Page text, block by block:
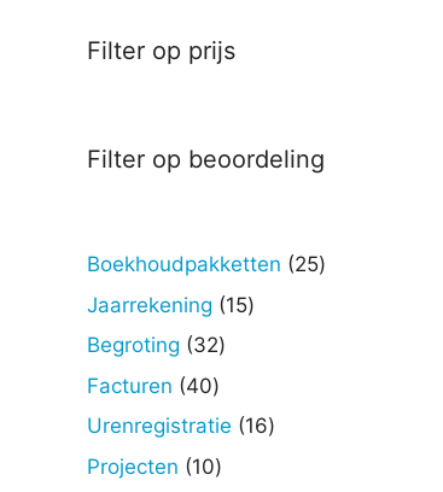
Filter op prijs
Filter op beoordeling
Boekhoudpakketten 2525
Jaarrekening 1515
Begroting 3232
Facturen 4040
producten
Urenregistratie 1616
Projecten 1010